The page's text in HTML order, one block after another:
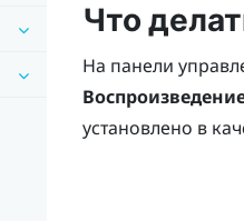
Что
На панели
установлено в